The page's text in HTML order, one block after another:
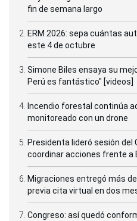
fin de semana largo
ERM 2026: sepa cuántas
este 4 de octubre
Simone Biles ensaya su
Perú es fantástico" [videos]
Incendio forestal continúa
monitoreado con un drone
Presidenta lideró sesión del
coordinar acciones frente a
Migraciones entregó más
previa cita virtual en dos
Congreso: así quedó